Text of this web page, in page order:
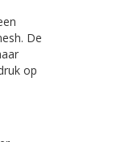
De
op